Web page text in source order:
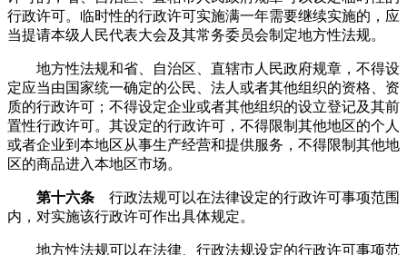
行政许可。临时性的行政许可实施满一年需要继续实施的，应
当提请本级人民代表大会及其常务委员会制定地方性法规。
地方性法规和省、自治区、直辖市人民政府规章，不得设
定应当由国家统一确定的公民、法人或者其他组织的资格、资
质的行政许可；不得设定企业或者其他组织的设立登记及其前
置性行政许可。其设定的行政许可，不得限制其他地区的个人
或者企业到本地区从事生产经营和提供服务，不得限制其他地
区的商品进入本地区市场。
第十六条 行政法规可以在法律设定的行政许可事项范围
内，对实施该行政许可作出具体规定。
地方性法规可以在法律、行政法规设定的行政许可事项范